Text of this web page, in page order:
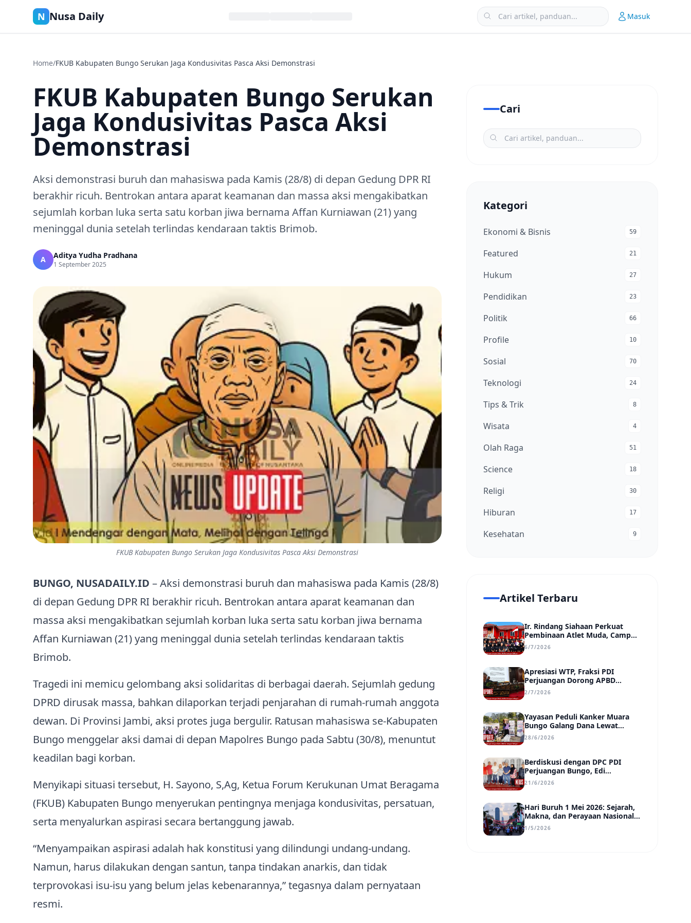
N Nusa Daily Masuk
Home/FKUB Kabupaten Bungo Serukan Jaga Kondusivitas Pasca Aksi Demonstrasi
FKUB Kabupaten Bungo Serukan
Jaga Kondusivitas Pasca Aksi
Demonstrasi
Aksi demonstrasi buruh dan mahasiswa pada Kamis (28/8) di depan Gedung DPR RI
berakhir ricuh. Bentrokan antara aparat keamanan dan massa aksi mengakibatkan
sejumlah korban luka serta satu korban jiwa bernama Affan Kurniawan (21) yang
meninggal dunia setelah terlindas kendaraan taktis Brimob.
A Aditya Yudha Pradhana
1 September 2025
FKUB Kabupaten Bungo Serukan Jaga Kondusivitas Pasca Aksi Demonstrasi
BUNGO, NUSADAILY.ID – Aksi demonstrasi buruh dan mahasiswa pada Kamis (28/8)
di depan Gedung DPR RI berakhir ricuh. Bentrokan antara aparat keamanan dan
massa aksi mengakibatkan sejumlah korban luka serta satu korban jiwa bernama
Affan Kurniawan (21) yang meninggal dunia setelah terlindas kendaraan taktis
Brimob.
Tragedi ini memicu gelombang aksi solidaritas di berbagai daerah. Sejumlah gedung
DPRD dirusak massa, bahkan dilaporkan terjadi penjarahan di rumah-rumah anggota
dewan. Di Provinsi Jambi, aksi protes juga bergulir. Ratusan mahasiswa se-Kabupaten
Bungo menggelar aksi damai di depan Mapolres Bungo pada Sabtu (30/8), menuntut
keadilan bagi korban.
Menyikapi situasi tersebut, H. Sayono, S,Ag, Ketua Forum Kerukunan Umat Beragama
(FKUB) Kabupaten Bungo menyerukan pentingnya menjaga kondusivitas, persatuan,
serta menyalurkan aspirasi secara bertanggung jawab.
“Menyampaikan aspirasi adalah hak konstitusi yang dilindungi undang-undang.
Namun, harus dilakukan dengan santun, tanpa tindakan anarkis, dan tidak
terprovokasi isu-isu yang belum jelas kebenarannya,” tegasnya dalam pernyataan
resmi.
Cari
Kategori
Ekonomi & Bisnis 59
Featured 21
Hukum 27
Pendidikan 23
Politik 66
Profile 10
Sosial 70
Teknologi 24
Tips & Trik 8
Wisata 4
Olah Raga 51
Science 18
Religi 30
Hiburan 17
Kesehatan 9
Artikel Terbaru
Ir. Rindang Siahaan Perkuat
Pembinaan Atlet Muda, Camp
MSC Siapkan Generasi Juara
Hadapi Kejuaraan Regional
6/7/2026
Apresiasi WTP, Fraksi PDI
Perjuangan Dorong APBD
Kabupaten Bungo Lebih Efektif,
Transparan, dan Berdampak
2/7/2026
Yayasan Peduli Kanker Muara
Bungo Galang Dana Lewat
UMKM di Car Free Day, Ir.
Rindang Siahaan Beri Apresiasi
28/6/2026
Berdiskusi dengan DPC PDI
Perjuangan Bungo, Edi
Purwanto Uraikan Poin-Poin
Urgensi yang Perlu Disadari
21/6/2026
Hari Buruh 1 Mei 2026: Sejarah,
Makna, dan Perayaan Nasional
di Tengah Tantangan Era Digital
1/5/2026